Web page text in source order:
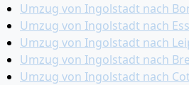
Umzug von Ingolstadt nach
Umzug von Ingolstadt nach
Umzug von Ingolstadt nach
Umzug von Ingolstadt nach
Umzug von Ingolstadt nach